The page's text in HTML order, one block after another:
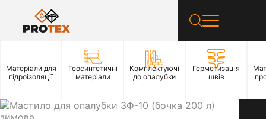
Матеріали для
гідроізоляції
Геосинтетичні
матеріали
Комплектуючі
до опалубки
Герметизація
швів